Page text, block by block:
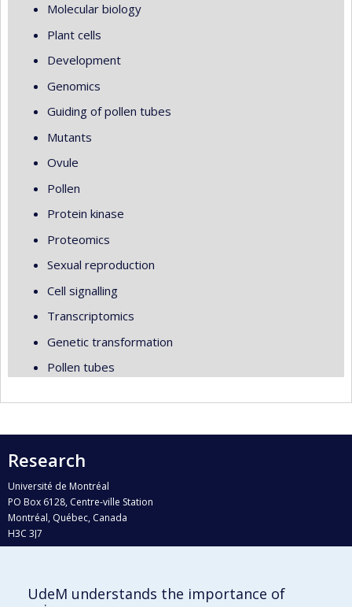
Molecular biology
Plant cells
Development
Genomics
Guiding of pollen tubes
Mutants
Ovule
Pollen
Protein kinase
Proteomics
Sexual reproduction
Cell signalling
Transcriptomics
Genetic transformation
Pollen tubes
Research
Université de Montréal
PO Box 6128, Centre-ville Station
Montréal, Québec, Canada
H3C 3J7
UdeM understands the importance of